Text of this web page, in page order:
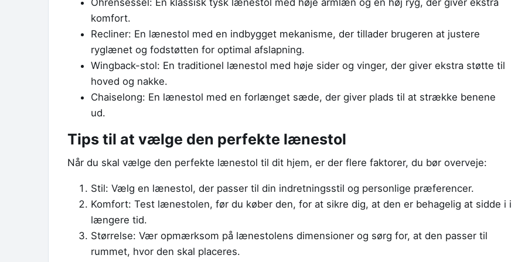
Ohrensessel: En klassisk tysk lænestol med høje armlæn og en høj ryg, der giver ekstra
komfort.
Recliner: En lænestol med en indbygget mekanisme, der tillader brugeren at justere
ryglænet og fodstøtten for optimal afslapning.
Wingback-stol: En traditionel lænestol med høje sider og vinger, der giver ekstra støtte til
hoved og nakke.
Chaiselong: En lænestol med en forlænget sæde, der giver plads til at strække benene
ud.
Tips til at vælge den perfekte lænestol
Når du skal vælge den perfekte lænestol til dit hjem, er der flere faktorer, du bør overveje:
Stil: Vælg en lænestol, der passer til din indretningsstil og personlige præferencer.
Komfort: Test lænestolen, før du køber den, for at sikre dig, at den er behagelig at sidde i i
længere tid.
Størrelse: Vær opmærksom på lænestolens dimensioner og sørg for, at den passer til
rummet, hvor den skal placeres.